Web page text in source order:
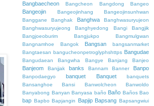
Bangbaecheon Bangcheon Bangdong Bangeo
Bangeojin Bangeojinhang
Bangeojinsunhwan
Banggane
Banghak Banghwa
Banghwasuryujeon
Banghwasuryujeong
Banghyedong Bangi
Bangjik
Bangjoeoburim
Bangjukpo
Bangmulgwan
Bangnamhoe
Bangok Bangsan
bangsanmarket
Bangtaesan bangucheonpetroglyphshttps Bangudae
Bangudaean Bangwha Bangye Banjang Banjeo
Banjeom Banjjak banks Bannam Banner Banpo
Banpodaegyo banquet Banquet
banquets
Bansanghoe
Bansi Banwolcheon
Banwoldo
Banyabong Banyan Banyasa baño Baño Baños Bao
bap Bapbo Bapjangin Bapjip Bapsang Bapsangwiui